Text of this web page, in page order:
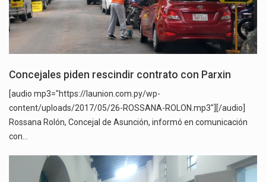
Concejales piden rescindir contrato con Parxin
[audio mp3="https://launion.com.py/wp-
content/uploads/2017/05/26-ROSSANA-ROLON.mp3"][/audio]
Rossana Rolón, Concejal de Asunción, informó en comunicación
con…